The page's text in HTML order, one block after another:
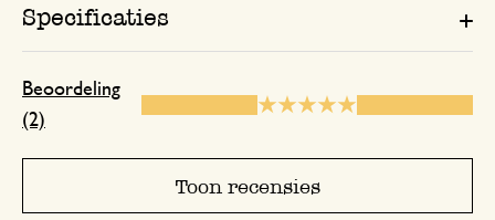
Specificaties
Beoordeling
(2)
Toon recensies